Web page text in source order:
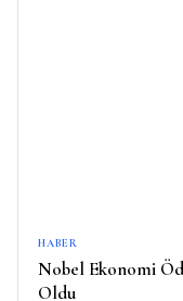
HABER
Nobel Ekonomi
Oldu